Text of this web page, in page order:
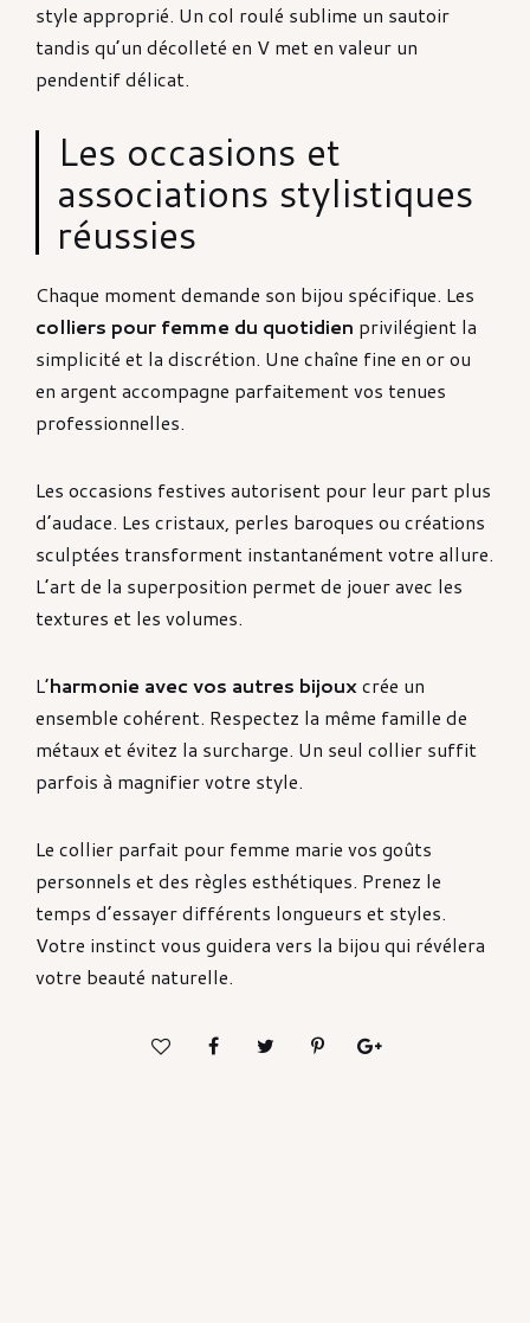
style approprié. Un col roulé sublime un sautoir
tandis qu’un décolleté en V met en valeur un
pendentif délicat.
Les occasions et
associations stylistiques
réussies
Chaque moment demande son bijou spécifique. Les
colliers pour femme du quotidien privilégient la
simplicité et la discrétion. Une chaîne fine en or ou
en argent accompagne parfaitement vos tenues
professionnelles.
Les occasions festives autorisent pour leur part plus
d’audace. Les cristaux, perles baroques ou créations
sculptées transforment instantanément votre allure.
L’art de la superposition permet de jouer avec les
textures et les volumes.
L’harmonie avec vos autres bijouxcrée un
ensemble cohérent. Respectez la même famille de
métaux et évitez la surcharge. Un seul collier suffit
parfois à magnifier votre style.
Le collier parfait pour femme marie vos goûts
personnels et des règles esthétiques. Prenez le
temps d’essayer différents longueurs et styles.
Votre instinct vous guidera vers la bijou qui révélera
votre beauté naturelle.